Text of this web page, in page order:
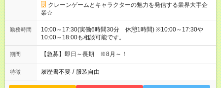
クレーンゲームとキャラクターの魅力を発信する業界大手企
業☆
勤務時間
10:00～17:30(実働6時間30分 休憩1時間) ※10:00～17:30や
10:00～18:00も相談可能です。
期間 【急募】即日～長期 ※8月～！
特徴 履歴書不要 / 服装自由